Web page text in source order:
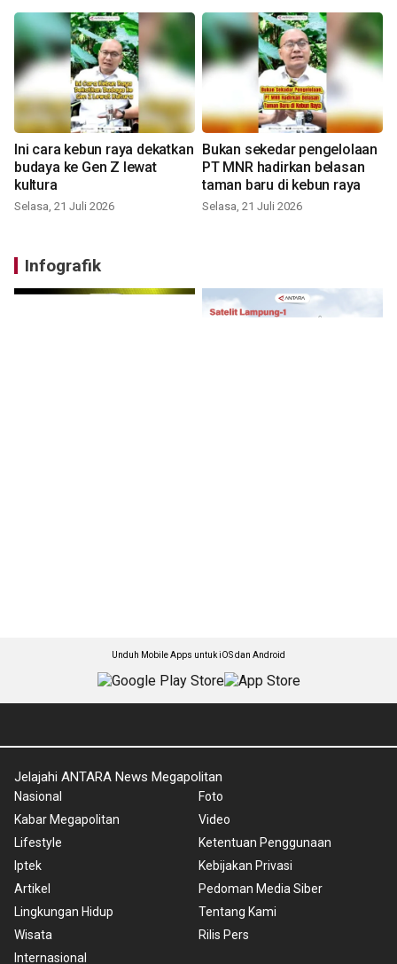
Ini cara kebun raya dekatkan
budaya ke Gen Z lewat
kultura
Selasa, 21 Juli 2026
Bukan sekedar pengelolaan
PT MNR hadirkan belasan
taman baru di kebun raya
Selasa, 21 Juli 2026
Infografik
Unduh Mobile Apps untuk iOS dan Android
Jelajahi ANTARA News Megapolitan
Nasional
Kabar Megapolitan
Lifestyle
Iptek
Artikel
Lingkungan Hidup
Wisata
Internasional
Foto
Video
Ketentuan Penggunaan
Kebijakan Privasi
Pedoman Media Siber
Tentang Kami
Rilis Pers